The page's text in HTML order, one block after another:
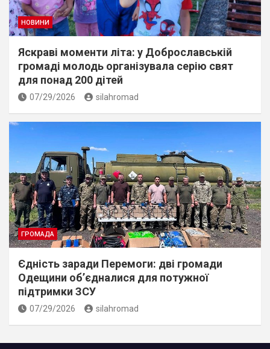
НОВИНИ
Яскраві моменти літа: у Доброславській
громаді молодь організувала серію свят
для понад 200 дітей
07/29/2026 silahromad
ГРОМАДА
Єдність заради Перемоги: дві громади
Одещини об’єдналися для потужної
підтримки ЗСУ
07/29/2026 silahromad